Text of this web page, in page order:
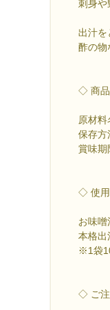
刺身や
出汁を
酢の物
◇ 商品
原材料
保存方
賞味期
◇ 使用
お味
本格
※1袋
◇ ご